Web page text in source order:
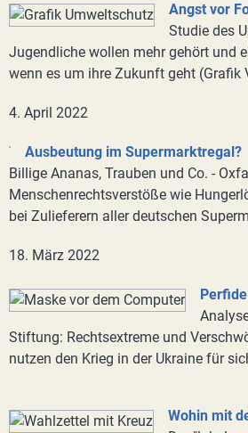
Angst vor
Studie des
Jugendliche wollen mehr gehört und
wenn es um ihre Zukunft geht (Grafik
4. April 2022
Ausbeutung im Supermarktregal?
Billige Ananas, Trauben und Co. -
Menschenrechtsverstöße wie
bei Zulieferern aller deutschen
18. März 2022
Stiftung: Rechtsextreme und
nutzen den Krieg in der Ukraine für
Wohin mit